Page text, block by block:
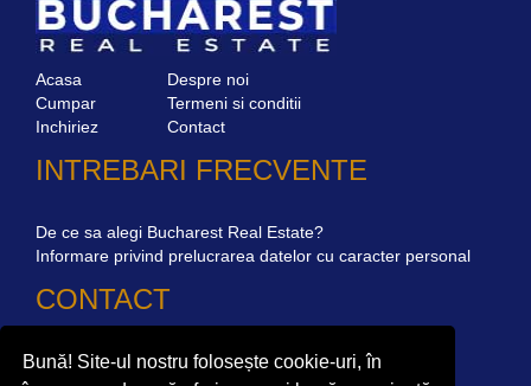
Bună! Site-ul nostru folosește cookie-uri, în
Acasa
Cumpar
Inchiriez
Despre noi
Termeni si conditii
Contact
INTREBARI FRECVENTE
De ce sa alegi Bucharest Real Estate?
Informare privind prelucrarea datelor cu caracter personal
CONTACT
Str. Mircea Eliade 16, Voluntari077190